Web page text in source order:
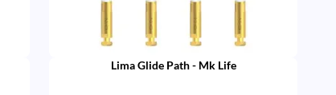
Lima Glide Path - Mk Life